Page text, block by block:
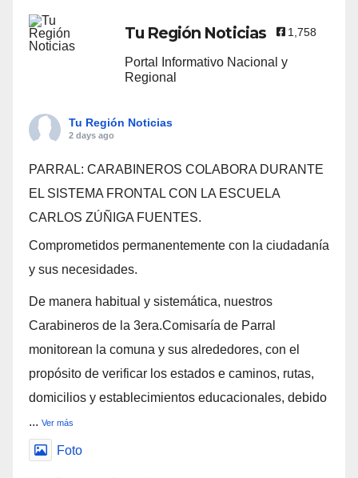
Tu Región Noticias 1,758
Portal Informativo Nacional y
Regional
Tu Región Noticias
2 days ago
PARRAL: CARABINEROS COLABORA DURANTE
EL SISTEMA FRONTAL CON LA ESCUELA
CARLOS ZÚÑIGA FUENTES.
Comprometidos permanentemente con la ciudadanía
y sus necesidades.
De manera habitual y sistemática, nuestros
Carabineros de la 3era.Comisaría de Parral
monitorean la comuna y sus alrededores, con el
propósito de verificar los estados e caminos, rutas,
domicilios y establecimientos educacionales, debido
... Ver más
Foto